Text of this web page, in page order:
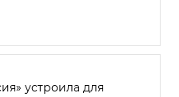
устроила для